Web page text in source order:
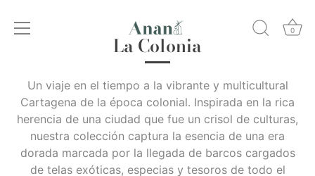
0
La Colonia
Un viaje en el tiempo a la vibrante y multicultural
Cartagena de la época colonial. Inspirada en la rica
herencia de una ciudad que fue un crisol de culturas,
nuestra colección captura la esencia de una era
dorada marcada por la llegada de barcos cargados
de telas exóticas, especias y tesoros de todo el